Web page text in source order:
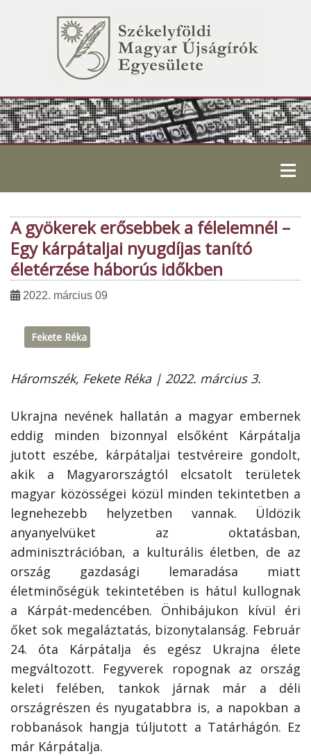
≡
A gyökerek erősebbek a félelemnél –
Egy kárpátaljai nyugdíjas tanító
életérzése háborús időkben
2022. március 09
Fekete Réka
Háromszék, Fekete Réka | 2022. március 3.
Ukrajna nevének hallatán a magyar embernek
eddig minden bizonnyal elsőként Kárpátalja
jutott eszébe, kárpátaljai testvéreire gondolt,
akik a Magyarországtól elcsatolt területek
magyar közösségei közül minden tekintetben a
legnehezebb helyzetben vannak. Üldözik
anyanyelvüket az oktatásban,
adminisztrációban, a kulturális életben, de az
ország gazdasági lemaradása miatt
életminőségük tekintetében is hátul kullognak
a Kárpát-medencében. Önhibájukon kívül éri
őket sok megaláztatás, bizonytalanság. Február
24. óta Kárpátalja és egész Ukrajna élete
megváltozott. Fegyverek ropognak az ország
keleti felében, tankok járnak már a déli
országrészen és nyugatabbra is, a napokban a
robbanások hangja túljutott a Tatárhágón. Ez
már Kárpátalja.